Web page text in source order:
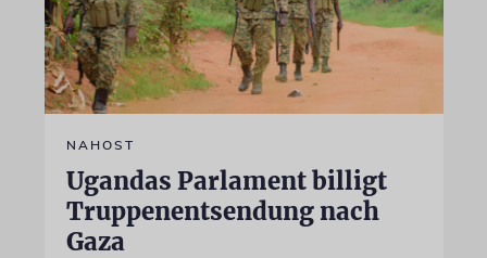
NAHOST
Ugandas Parlament billigt
Truppenentsendung nach
Gaza